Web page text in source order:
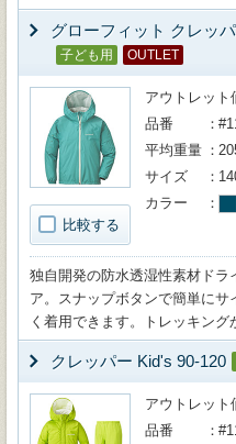
グローフィット クレッ
子ども用 OUTLET
比較する
アウトレット
品番
平均重量
サイズ
カラー
独自開発の防水透湿性素材ド
ア。スナップボタンで簡単に
く着用できます。トレッキング
クレッパー Kid's 90-120
アウトレット
品番